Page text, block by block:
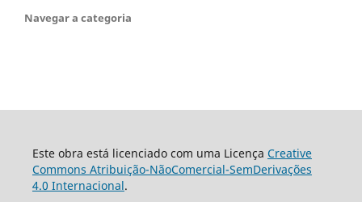
Navegar a categoria
Este obra está licenciado com uma Licença Creative
Commons Atribuição-NãoComercial-SemDerivações
4.0 Internacional.